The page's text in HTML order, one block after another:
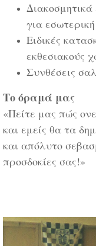
για
Ειδικές
εκθεσιακούς
Συνθέσεις
Το όραμά μας
«Πείτε μας πώς
και εμείς θα τα
και απόλυτο
προσδοκίες σας!»